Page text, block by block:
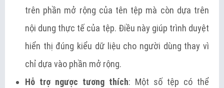
trên phần mở rộng của tên tệp mà còn dựa trên
nội dung thực tế của tệp. Điều này giúp trình duyệt
hiển thị đúng kiểu dữ liệu cho người dùng thay vì
chỉ dựa vào phần mở rộng.
Hỗ trợ ngược tương thích: Một số tệp có thể